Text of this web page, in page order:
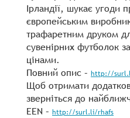
Ірландії, шукає угоди
європейським
трафаретним друком
сувенірних футболок
цінами.
Повний опис – http://
Щоб отримати
зверніться до
EEN – http://surl.li/rhafs